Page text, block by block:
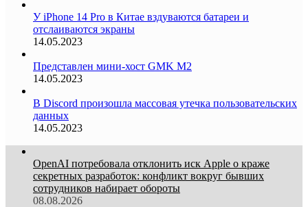
У iPhone 14 Pro в Китае вздуваются батареи и
отслаиваются экраны
14.05.2023
Представлен мини-хост GMK M2
14.05.2023
В Discord произошла массовая утечка пользовательских
данных
14.05.2023
OpenAI потребовала отклонить иск Apple о краже
секретных разработок: конфликт вокруг бывших
сотрудников набирает обороты
08.08.2026